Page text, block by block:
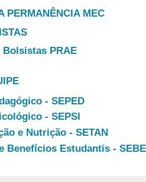
PERMANÊNCIA MEC
Bolsistas PRAE
- SEPED
- SEPSI
e Nutrição - SETAN
Benefícios Estudantis -